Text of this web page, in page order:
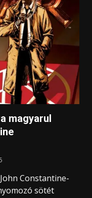
magyarul
Constantine-
sötét